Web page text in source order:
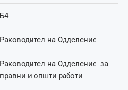
Б4
Раководител на Одделение
Раководител на Одделение за
правни и општи работи